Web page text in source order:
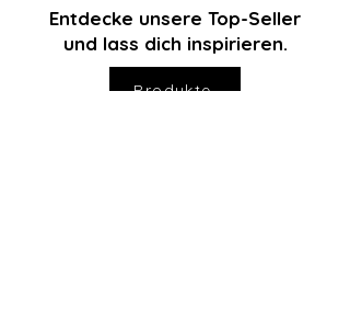
Entdecke unsere Top-Seller
und lass dich inspirieren.
Produkte